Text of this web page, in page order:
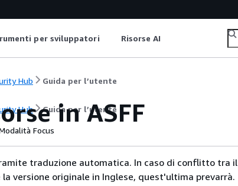
per sviluppatori Risorse AI
Hub Guida per l’utente
Hub Guida per l’utente
in ASFF
Focus
traduzione automatica. In caso di conflitto tra il
versione originale in Inglese, quest'ultima prevarrà.